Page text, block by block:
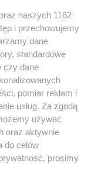
koncert z okazji
urodzin portalu
wSzczecinie.pl
konkursów
"Hej
Jest piątek!"
naszych 1162
i przechowujemy
dane
standardowe
czy dane
pomiar reklam i
usług. Za zgodą
używać
oraz aktywnie
do celów
prosimy